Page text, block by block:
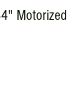
Motorized